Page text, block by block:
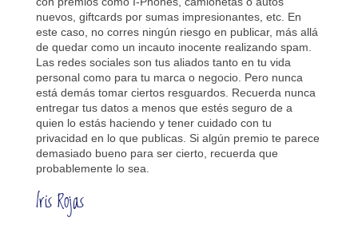
nuevos, giftcards por sumas impresionantes, etc. En
este caso, no corres ningún riesgo en publicar, más allá
de quedar como un incauto inocente realizando spam.
Las redes sociales son tus aliados tanto en tu vida
personal como para tu marca o negocio. Pero nunca
está demás tomar ciertos resguardos. Recuerda nunca
entregar tus datos a menos que estés seguro de a
quien lo estás haciendo y tener cuidado con tu
privacidad en lo que publicas. Si algún premio te parece
demasiado bueno para ser cierto, recuerda que
probablemente lo sea.
Iris Rojas